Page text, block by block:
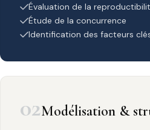
Évaluation de la
Étude de la concurrence
Identification des facteurs
02Modélisation &